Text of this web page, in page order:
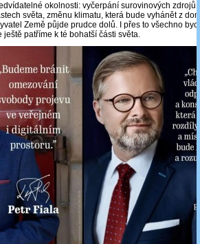
okolnosti: vyčerpání surovinových
světa, změnu klimatu, která bude vyhánět z
Země půjde prudce dolů. I přes to všechno
ještě patříme k té bohatší části světa.